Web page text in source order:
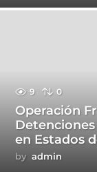
9 0
Operación
en Estados
by admin